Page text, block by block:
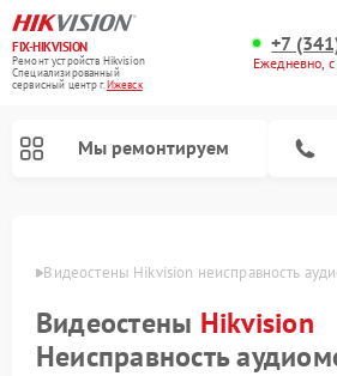
FIX-HIKVISION
Ремонт устройств Hikvision
Специализированный
cервисный центр г.Ижевск
+7
Ежедневно,
Мы ремонтируем
Видеостены Hikvision неисправность
Видеостены Hikvision
Неисправность